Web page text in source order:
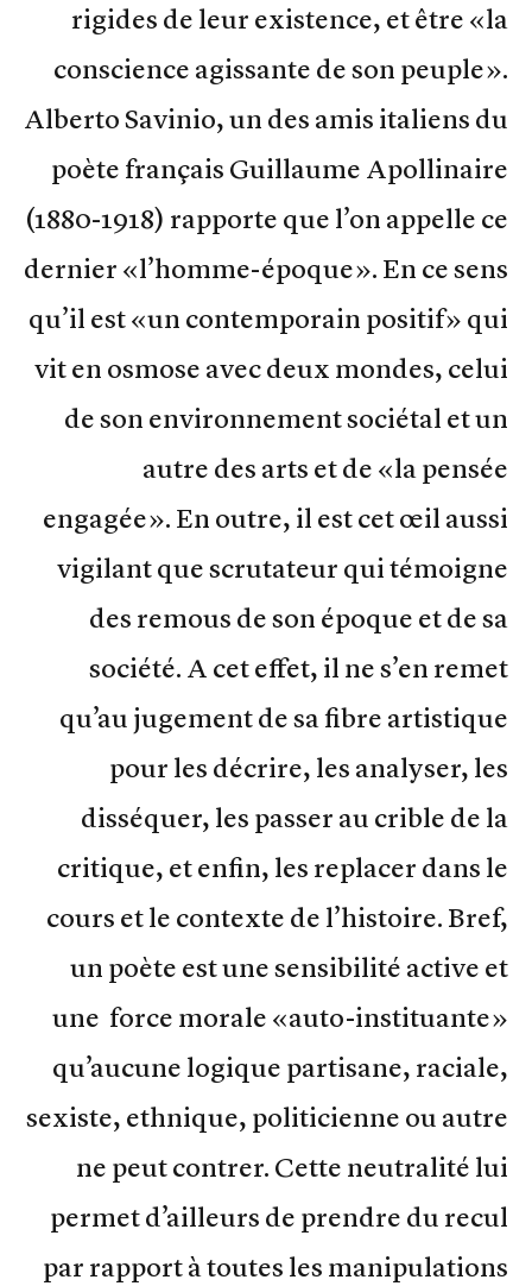
rigides de leur existence, et être «la
conscience agissante de son peuple».
Alberto Savinio, un des amis italiens du
poète français Guillaume Apollinaire
(1880-1918) rapporte que l’on appelle ce
dernier «l’homme-époque». En ce sens
qu’il est «un contemporain positif» qui
vit en osmose avec deux mondes, celui
de son environnement sociétal et un
autre des arts et de «la pensée
engagée». En outre, il est cet œil aussi
vigilant que scrutateur qui témoigne
des remous de son époque et de sa
société. A cet effet, il ne s’en remet
qu’au jugement de sa fibre artistique
pour les décrire, les analyser, les
disséquer, les passer au crible de la
critique, et enfin, les replacer dans le
cours et le contexte de l’histoire. Bref,
un poète est une sensibilité active et
une force morale «auto-instituante»
qu’aucune logique partisane, raciale,
sexiste, ethnique, politicienne ou autre
ne peut contrer. Cette neutralité lui
permet d’ailleurs de prendre du recul
par rapport à toutes les manipulations